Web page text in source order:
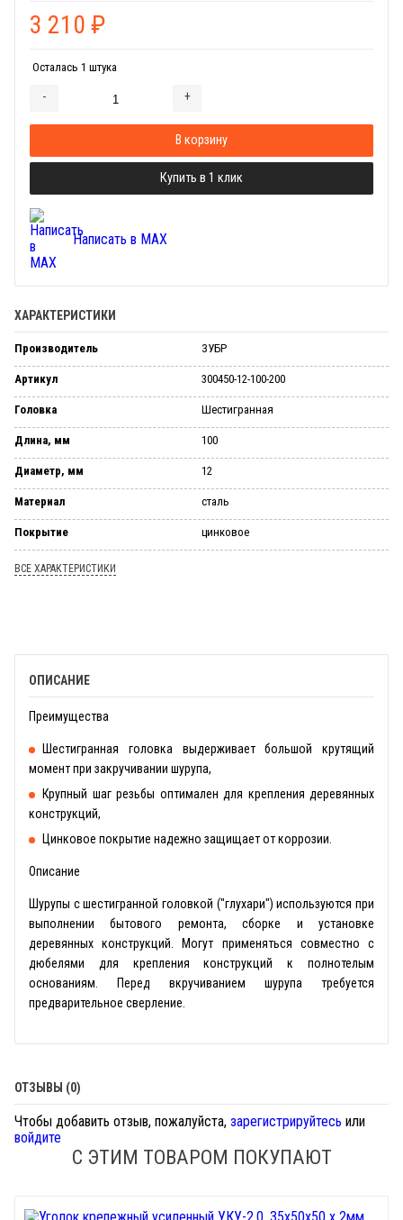
3 210 ₽
Осталась 1 штука
- +
В корзину
Купить в 1 клик
Написать в MAX
ХАРАКТЕРИСТИКИ
Производитель ЗУБР
Артикул 300450-12-100-200
Головка Шестигранная
Длина, мм 100
Диаметр, мм 12
Материал сталь
Покрытие цинковое
ВСЕ ХАРАКТЕРИСТИКИ
ОПИСАНИЕ
Преимущества
Шестигранная головка выдерживает большой крутящий
момент при закручивании шурупа,
Крупный шаг резьбы оптимален для крепления деревянных
конструкций,
Цинковое покрытие надежно защищает от коррозии.
Описание
Шурупы с шестигранной головкой ("глухари") используются при
выполнении бытового ремонта, сборке и установке
деревянных конструкций. Могут применяться совместно с
дюбелями для крепления конструкций к полнотелым
основаниям. Перед вкручиванием шурупа требуется
предварительное сверление.
ОТЗЫВЫ (0)
Чтобы добавить отзыв, пожалуйста, зарегистрируйтесь или
войдите
С ЭТИМ ТОВАРОМ ПОКУПАЮТ